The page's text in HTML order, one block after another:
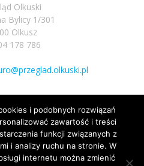
Olkuski
Bylicy 1/301
Olkusz
178 786
za nami
i podobnych rozwiązań
zawartość i treści
funkcji związanych z
i analizy ruchu na stronie. W
internetu można zmienić